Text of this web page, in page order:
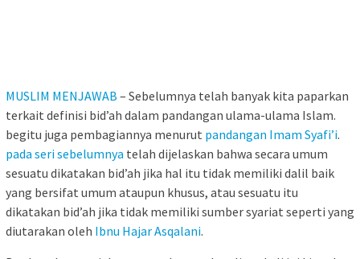
MUSLIM MENJAWAB – Sebelumnya telah banyak kita paparkan
terkait definisi bid’ah dalam pandangan ulama-ulama Islam.
begitu juga pembagiannya menurut pandangan Imam Syafi’i.
pada seri sebelumnya telah dijelaskan bahwa secara umum
sesuatu dikatakan bid’ah jika hal itu tidak memiliki dalil baik
yang bersifat umum ataupun khusus, atau sesuatu itu
dikatakan bid’ah jika tidak memiliki sumber syariat seperti yang
diutarakan oleh Ibnu Hajar Asqalani.